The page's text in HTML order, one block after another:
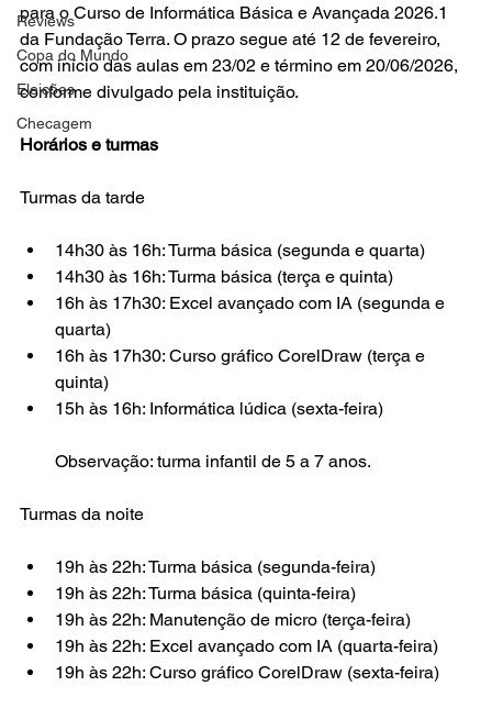
Reviews
Copa do Mundo
Eleições
Checagem
para o Curso de Informática Básica e Avançada 2026.1
da Fundação Terra. O prazo segue até 12 de fevereiro,
com início das aulas em 23/02 e término em 20/06/2026,
conforme divulgado pela instituição.
Horários e turmas
Turmas da tarde
14h30 às 16h: Turma básica (segunda e quarta)
14h30 às 16h: Turma básica (terça e quinta)
16h às 17h30: Excel avançado com IA (segunda e
quarta)
16h às 17h30: Curso gráfico CorelDraw (terça e
quinta)
15h às 16h: Informática lúdica (sexta-feira)
Observação: turma infantil de 5 a 7 anos.
Turmas da noite
19h às 22h: Turma básica (segunda-feira)
19h às 22h: Turma básica (quinta-feira)
19h às 22h: Manutenção de micro (terça-feira)
19h às 22h: Excel avançado com IA (quarta-feira)
19h às 22h: Curso gráfico CorelDraw (sexta-feira)